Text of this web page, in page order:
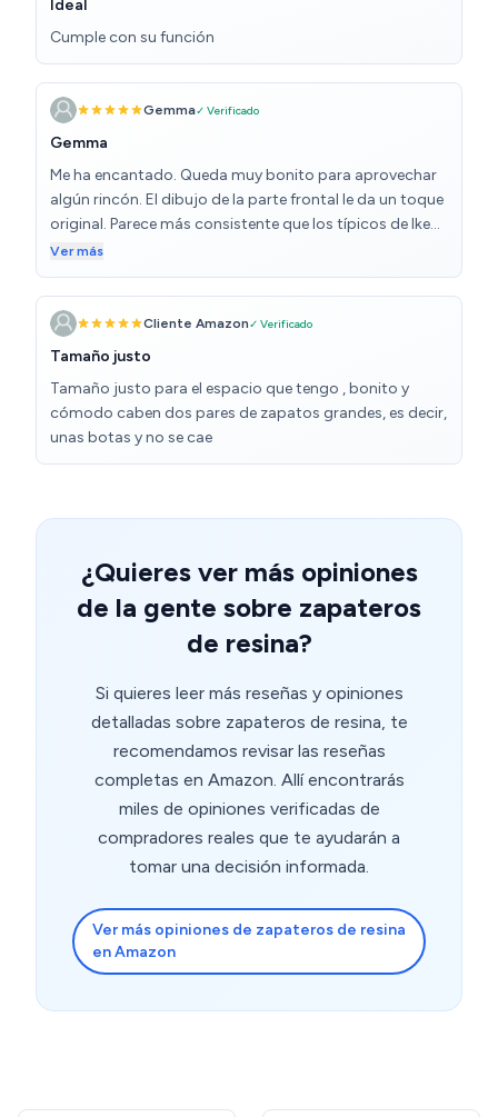
Ideal
Cumple con su función
Gemma✓ Verificado
Gemma
Me ha encantado. Queda muy bonito para aprovechar
algún rincón. El dibujo de la parte frontal le da un toque
original. Parece más consistente que los típicos de Ikea.
Lo recomiendo.
Ver más
Cliente Amazon✓ Verificado
Tamaño justo
Tamaño justo para el espacio que tengo , bonito y
cómodo caben dos pares de zapatos grandes, es decir,
unas botas y no se cae
¿Quieres ver más opiniones
de la gente sobre zapateros
de resina?
Si quieres leer más reseñas y opiniones
detalladas sobre zapateros de resina, te
recomendamos revisar las reseñas
completas en Amazon. Allí encontrarás
miles de opiniones verificadas de
compradores reales que te ayudarán a
tomar una decisión informada.
Ver más opiniones de zapateros de resina
en Amazon